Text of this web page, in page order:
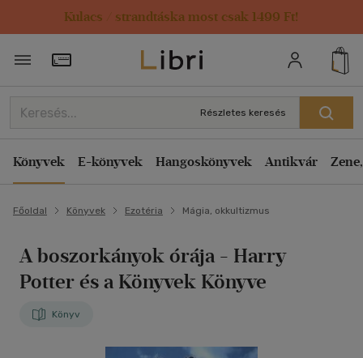
Kulacs / strandtáska most csak 1499 Ft!
Törzsvásárlói Kártya adatai
Részletes keresés
Könyvek E-könyvek Hangoskönyvek Antikvár
Főoldal Könyvek Ezotéria Mágia, okkultizmus
A boszorkányok órája - Harry
Potter és a Könyvek Könyve
Könyv